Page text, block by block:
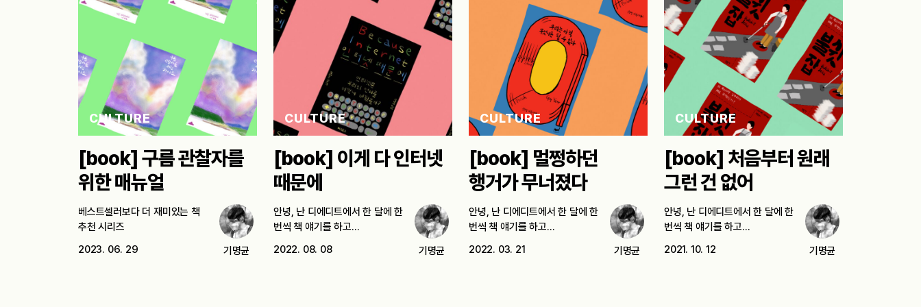
CULTURE
[book] 구름 관찰자를
위한 매뉴얼
베스트셀러보다 더 재미있는 책
추천 시리즈
2023. 06. 29
기명균
CULTURE
[book] 이게 다 인터넷
때문에
안녕, 난 디에디트에서 한 달에 한
번씩 책 얘기를 하고…
2022. 08. 08
기명균
CULTURE
[book] 멀쩡하던
행거가 무너졌다
안녕, 난 디에디트에서 한 달에 한
번씩 책 얘기를 하고…
2022. 03. 21
기명균
CULTURE
[book] 처음부터 원래
그런 건 없어
안녕, 난 디에디트에서 한 달에 한
번씩 책 얘기를 하고…
2021. 10. 12
기명균